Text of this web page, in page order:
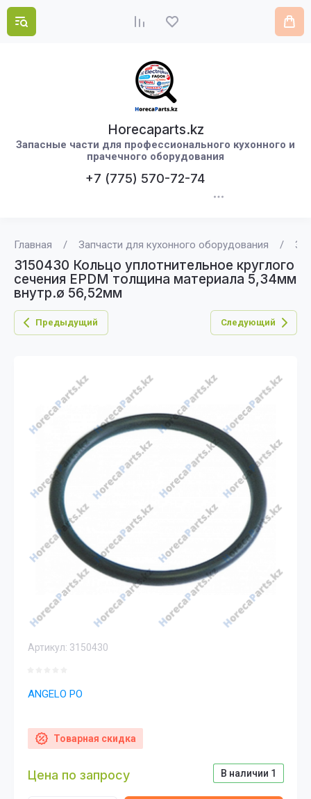
Horecaparts.kz
Запасные части для профессионального кухонного и
прачечного оборудования
+7 (775) 570-72-74
Главная / Запчасти для кухонного оборудования /
3150430 Кольцо уплотнительное круглого
сечения EPDM толщина материала 5,34мм
внутр.ø 56,52мм
Предыдущий Следующий
Артикул: 3150430
ANGELO PO
Товарная скидка
В наличии 1
Цена по запросу